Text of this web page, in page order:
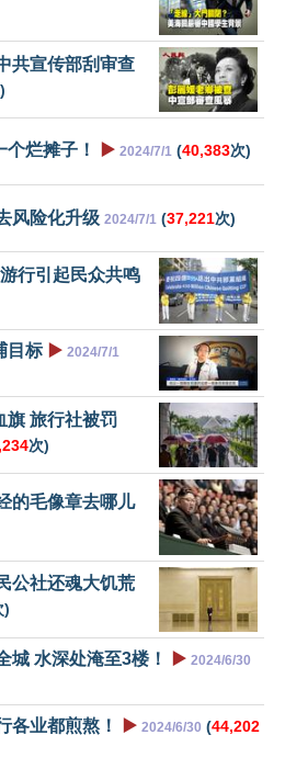
共宣传部刮审查
烂摊子！ ▶️ 2024/7/1 (40,383次)
风险化升级 2024/7/1 (37,221次)
行引起民众共鸣
目标 ▶️ 2024/7/1
旗 旅行社被罚
次)
的毛像章去哪儿
公社还魂大饥荒
)
城 水深处淹至3楼！ ▶️ 2024/6/30
各业都煎熬！ ▶️ 2024/6/30 (44,202